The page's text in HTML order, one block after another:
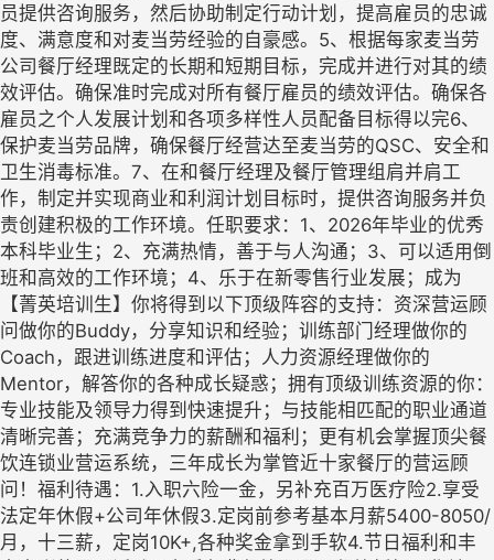
员提供咨询服务，然后协助制定行动计划，提高雇员的忠诚
度、满意度和对麦当劳经验的自豪感。5、根据每家麦当劳
公司餐厅经理既定的长期和短期目标，完成并进行对其的绩
效评估。确保准时完成对所有餐厅雇员的绩效评估。确保各
雇员之个人发展计划和各项多样性人员配备目标得以完6、
保护麦当劳品牌，确保餐厅经营达至麦当劳的QSC、安全和
卫生消毒标准。7、在和餐厅经理及餐厅管理组肩并肩工
作，制定并实现商业和利润计划目标时，提供咨询服务并负
责创建积极的工作环境。任职要求：1、2026年毕业的优秀
本科毕业生；2、充满热情，善于与人沟通；3、可以适用倒
班和高效的工作环境；4、乐于在新零售行业发展；成为
【菁英培训生】你将得到以下顶级阵容的支持：资深营运顾
问做你的Buddy，分享知识和经验；训练部门经理做你的
Coach，跟进训练进度和评估；人力资源经理做你的
Mentor，解答你的各种成长疑惑；拥有顶级训练资源的你：
专业技能及领导力得到快速提升；与技能相匹配的职业通道
清晰完善；充满竞争力的薪酬和福利；更有机会掌握顶尖餐
饮连锁业营运系统，三年成长为掌管近十家餐厅的营运顾
问！福利待遇：1.入职六险一金，另补充百万医疗险2.享受
法定年休假+公司年休假3.定岗前参考基本月薪5400-8050/
月，十三薪，定岗10K+,各种奖金拿到手软4.节日福利和丰